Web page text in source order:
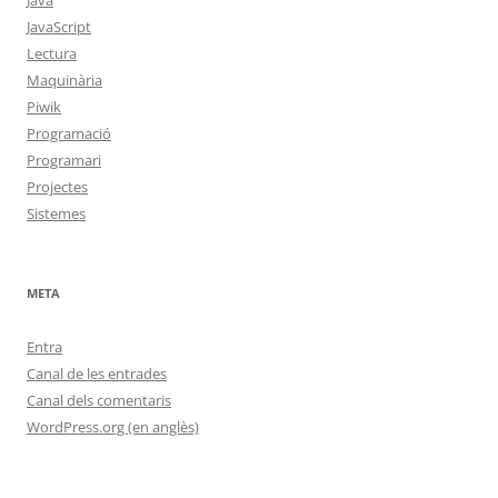
JavaScript
Lectura
Maquinària
Piwik
Programació
Programari
Projectes
Sistemes
META
Entra
Canal de les entrades
Canal dels comentaris
WordPress.org (en anglès)